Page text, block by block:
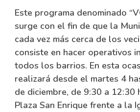
Este programa denominado
surge con el fin de que la
cada vez más cerca de los
consiste en hacer operativos
todos los barrios. En esta
realizará desde el martes 4
de diciembre, de 9:30 a 12:30
Plaza San Enrique frente a la